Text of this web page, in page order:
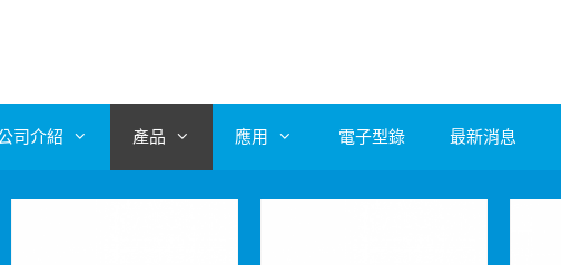
司介紹 產品 應用 電子型錄 最新消息